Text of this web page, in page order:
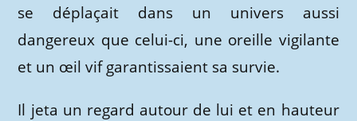
se déplaçait dans un univers aussi
dangereux que celui-ci, une oreille vigilante
et un œil vif garantissaient sa survie.
Il jeta un regard autour de lui et en hauteur